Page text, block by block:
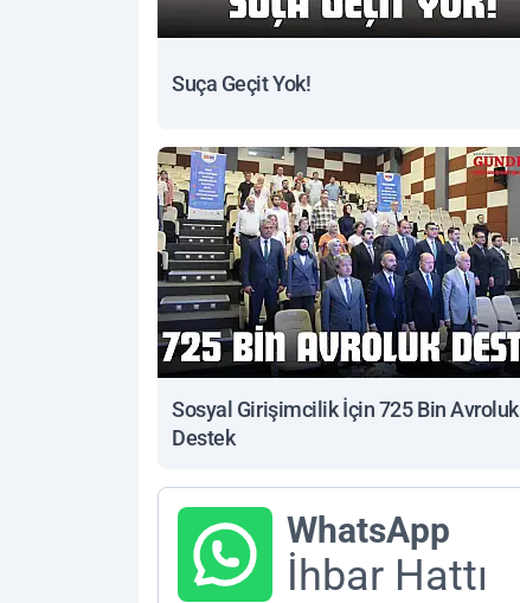
Suça Geçit Yok!
Sosyal Girişimcilik İçin 725 Bin Avroluk
Destek
WhatsApp
İhbar Hattı